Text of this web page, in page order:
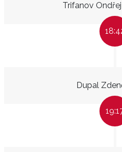
Trifanov Ondřej
Dupal